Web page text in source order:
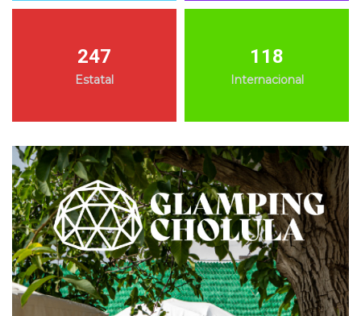
247
Estatal
118
Internacional